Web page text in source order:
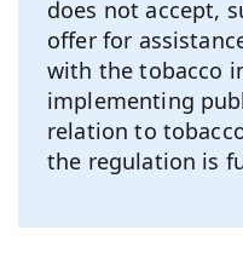
does not accept,
offer for
with the tobacco
implementing
relation to
the regulation is